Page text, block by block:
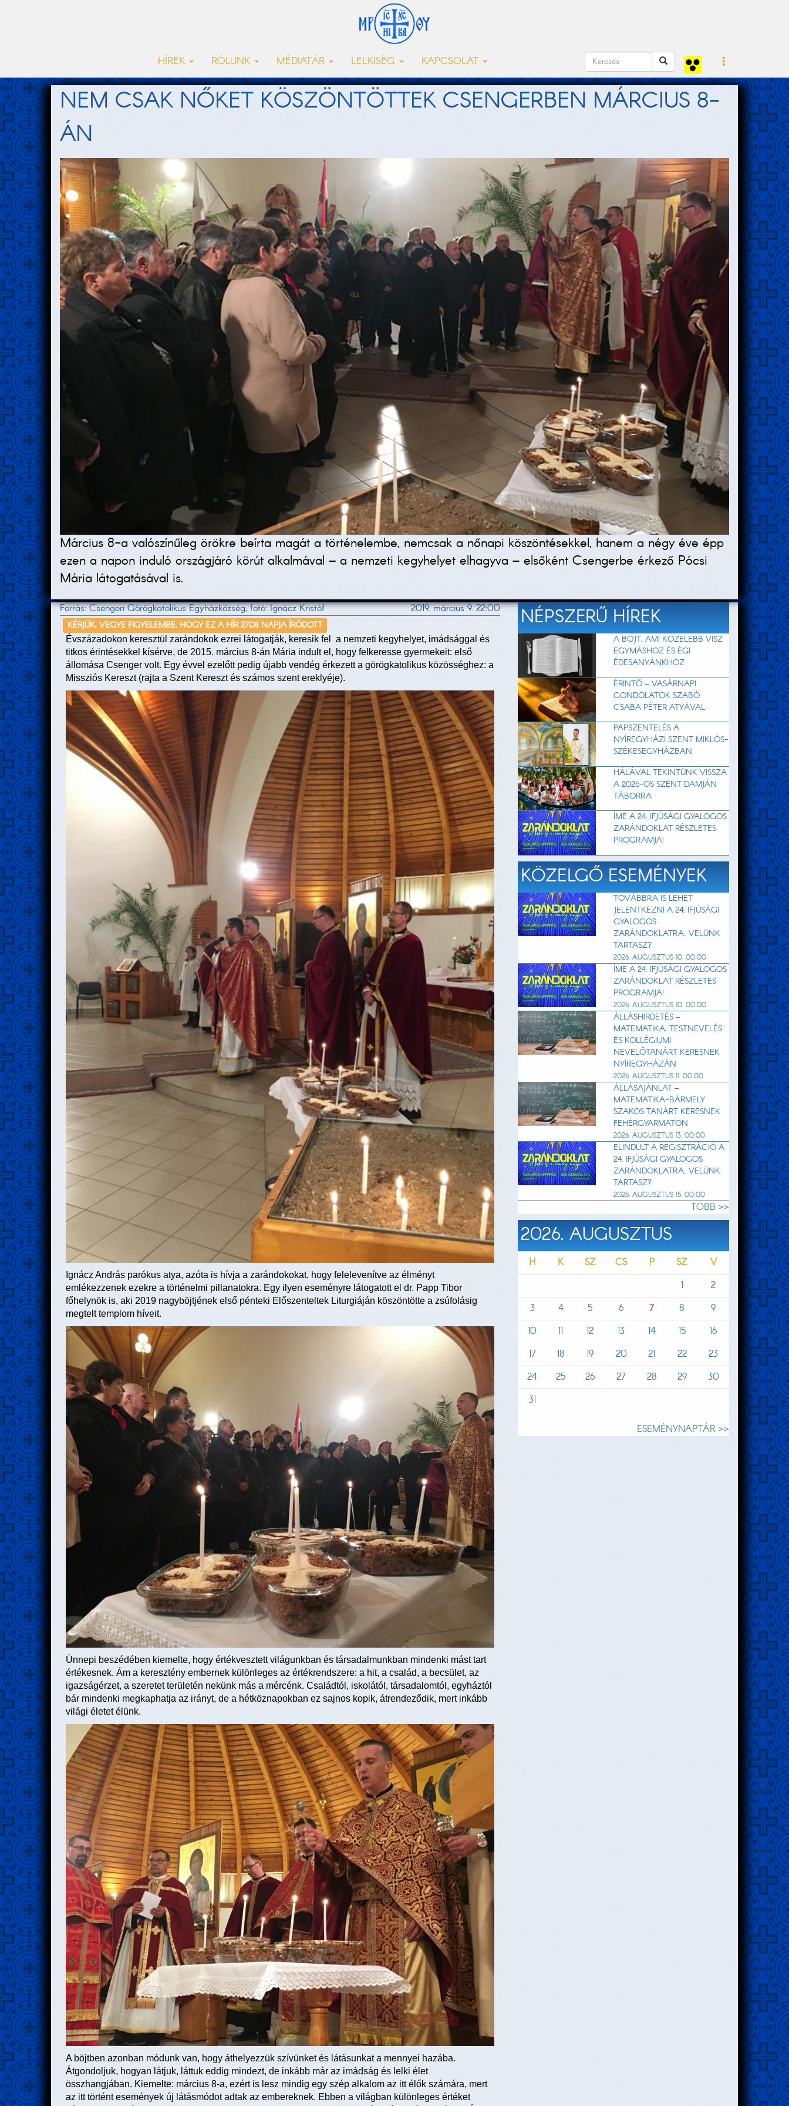
HÍREK RÓLUNK MÉDIATÁR LELKISÉG KAPCSOLAT
NEM CSAK NŐKET KÖSZÖNTÖTTEK CSENGERBEN MÁRCIUS 8-
ÁN
Március 8-a valószínűleg örökre beírta magát a történelembe, nemcsak a nőnapi köszöntésekkel, hanem a négy éve épp
ezen a napon induló országjáró körút alkalmával – a nemzeti kegyhelyet elhagyva – elsőként Csengerbe érkező Pócsi
Mária látogatásával is.
Forrás: Csengeri Görögkatolikus Egyházközség, fotó: Ignácz Kristóf 2019. március 9. 22:00
KÉRJÜK, VEGYE FIGYELEMBE, HOGY EZ A HÍR 2708 NAPJA ÍRÓDOTT
Évszázadokon keresztül zarándokok ezrei látogatják, keresik fel a nemzeti kegyhelyet, imádsággal és
titkos érintésekkel kísérve, de 2015. március 8-án Mária indult el, hogy felkeresse gyermekeit: első
állomása Csenger volt. Egy évvel ezelőtt pedig újabb vendég érkezett a görögkatolikus közösséghez: a
Missziós Kereszt (rajta a Szent Kereszt és számos szent ereklyéje).
Ignácz András parókus atya, azóta is hívja a zarándokokat, hogy felelevenítve az élményt
emlékezzenek ezekre a történelmi pillanatokra. Egy ilyen eseményre látogatott el dr. Papp Tibor
főhelynök is, aki 2019 nagyböjtjének első pénteki Előszenteltek Liturgiáján köszöntötte a zsúfolásig
megtelt templom híveit.
Ünnepi beszédében kiemelte, hogy értékvesztett világunkban és társadalmunkban mindenki mást tart
értékesnek. Ám a keresztény embernek különleges az értékrendszere: a hit, a család, a becsület, az
igazságérzet, a szeretet területén nekünk más a mércénk. Családtól, iskolától, társadalomtól, egyháztól
bár mindenki megkaphatja az irányt, de a hétköznapokban ez sajnos kopik, átrendeződik, mert inkább
világi életet élünk.
A böjtben azonban módunk van, hogy áthelyezzük szívünket és látásunkat a mennyei hazába.
Átgondoljuk, hogyan látjuk, láttuk eddig mindezt, de inkább már az imádság és lelki élet
összhangjában. Kiemelte: március 8-a, ezért is lesz mindig egy szép alkalom az itt élők számára, mert
az itt történt események új látásmódot adtak az embereknek. Ebben a világban különleges értéket
NÉPSZERŰ HÍREK
A BÖJT, AMI KÖZELEBB VISZ
EGYMÁSHOZ ÉS ÉGI
ÉDESANYÁNKHOZ
ÉRINTŐ – VASÁRNAPI
GONDOLATOK SZABÓ
CSABA PÉTER ATYÁVAL
PAPSZENTELÉS A
NYÍREGYHÁZI SZENT MIKLÓS-
SZÉKESEGYHÁZBAN
HÁLÁVAL TEKINTÜNK VISSZA
A 2026-OS SZENT DAMJÁN
TÁBORRA
ÍME A 24. IFJÚSÁGI GYALOGOS
ZARÁNDOKLAT RÉSZLETES
PROGRAMJA!
KÖZELGŐ ESEMÉNYEK
TOVÁBBRA IS LEHET
JELENTKEZNI A 24. IFJÚSÁGI
GYALOGOS
ZARÁNDOKLATRA. VELÜNK
TARTASZ?
2026. AUGUSZTUS 10. 00:00
ÍME A 24. IFJÚSÁGI GYALOGOS
ZARÁNDOKLAT RÉSZLETES
PROGRAMJA!
2026. AUGUSZTUS 10. 00:00
ÁLLÁSHIRDETÉS –
MATEMATIKA, TESTNEVELÉS
ÉS KOLLÉGIUMI
NEVELŐTANÁRT KERESNEK
NYÍREGYHÁZÁN
2026. AUGUSZTUS 11. 00:00
ÁLLÁSAJÁNLAT –
MATEMATIKA-BÁRMELY
SZAKOS TANÁRT KERESNEK
FEHÉRGYARMATON
2026. AUGUSZTUS 13. 00:00
ELINDULT A REGISZTRÁCIÓ A
24. IFJÚSÁGI GYALOGOS
ZARÁNDOKLATRA. VELÜNK
TARTASZ?
2026. AUGUSZTUS 15. 00:00
TÖBB >>
2026. AUGUSZTUS
H K SZ CS P SZ
V
1
2
3
4 5 6 7 8
9
10
11 12 13 14 15
16
17
18 19 20 21 22
23
24
25 26 27 28 29
30
31
ESEMÉNYNAPTÁR >>